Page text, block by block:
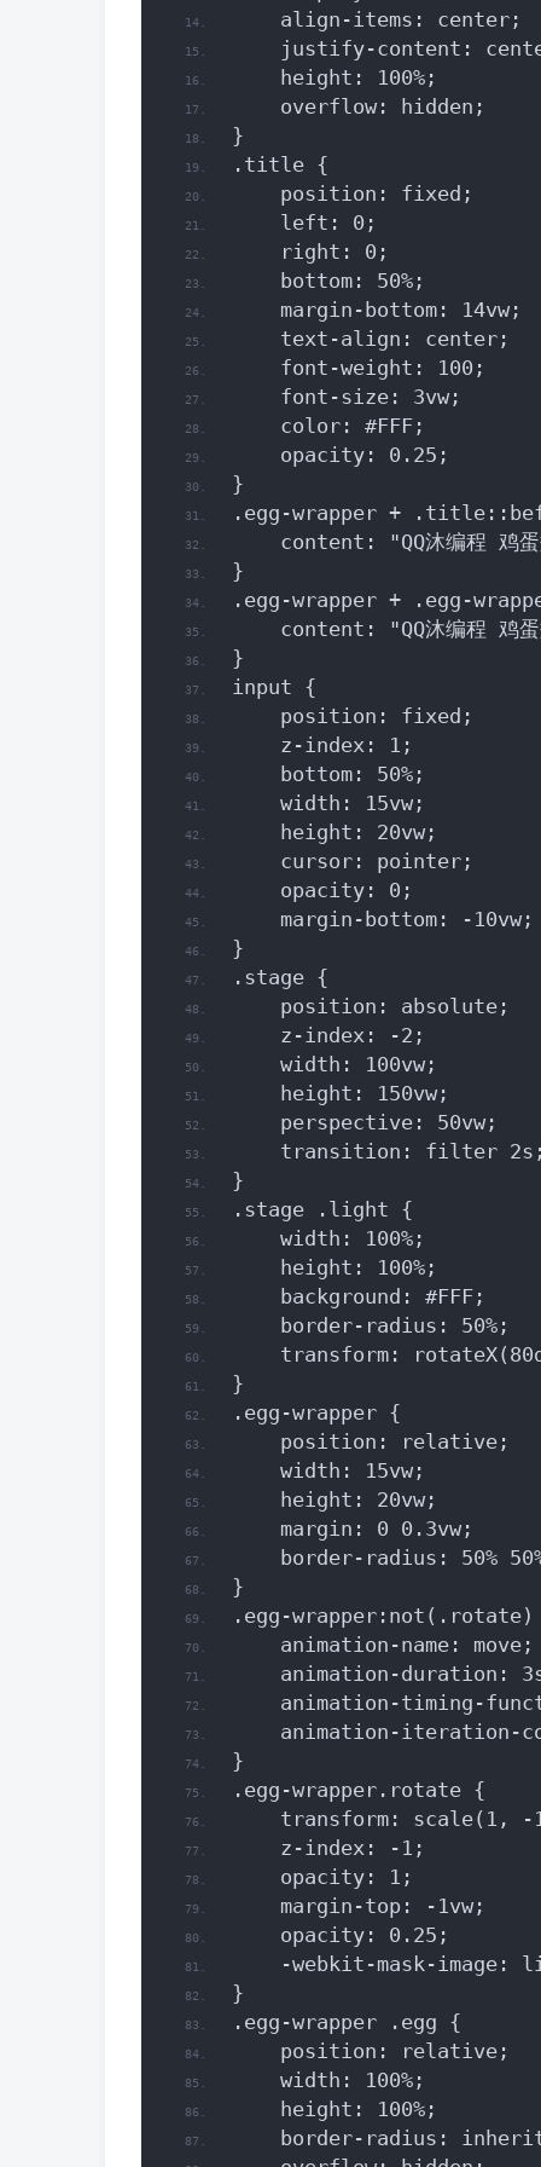
    align-items: center;
justify-content:
    height: 100%;
    overflow: hidden;
}
.title {
    position: fixed;
    left: 0;
    right: 0;
    bottom: 50%;
    margin-bottom: 14vw;
    text-align: center;
    font-weight: 100;
    font-size: 3vw;
    color: #FFF;
    opacity: 0.25;
}
.egg-wrapper +
content: "QQ沐编程 鸡蛋
}
.egg-wrapper + .egg-
content: "QQ沐编程 鸡蛋
}
input {
    position: fixed;
    z-index: 1;
    bottom: 50%;
    width: 15vw;
    height: 20vw;
    cursor: pointer;
    opacity: 0;
    margin-bottom: -10vw;
}
.stage {
    position: absolute;
    z-index: -2;
    width: 100vw;
    height: 150vw;
    perspective: 50vw;
    transition: filter 2s;
}
.stage .light {
    width: 100%;
    height: 100%;
    background: #FFF;
    border-radius: 50%;
transform:
}
.egg-wrapper {
    position: relative;
    width: 15vw;
    height: 20vw;
    margin: 0 0.3vw;
border-radius: 50%
}
.egg-
    animation-name: move;
animation-duration:
animation-timing-
animation-iteration-
}
.egg-wrapper.rotate {
transform: scale(1, -
    z-index: -1;
    opacity: 1;
    margin-top: -1vw;
    opacity: 0.25;
-webkit-mask-image:
}
.egg-wrapper .egg {
    position: relative;
    width: 100%;
    height: 100%;
border-radius: